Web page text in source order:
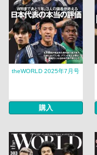
theWORLD 2025年7月号
購入